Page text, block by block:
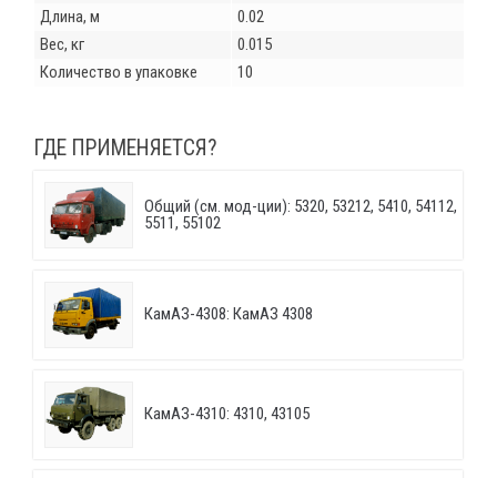
Длина, м
0.02
Вес, кг
0.015
Количество в упаковке
10
ГДЕ ПРИМЕНЯЕТСЯ?
Общий (см. мод-ции): 5320, 53212, 5410, 54112,
5511, 55102
КамАЗ-4308: КамАЗ 4308
КамАЗ-4310: 4310, 43105